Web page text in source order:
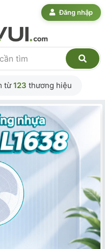
Đăng nhập
từ123 thương hiệu